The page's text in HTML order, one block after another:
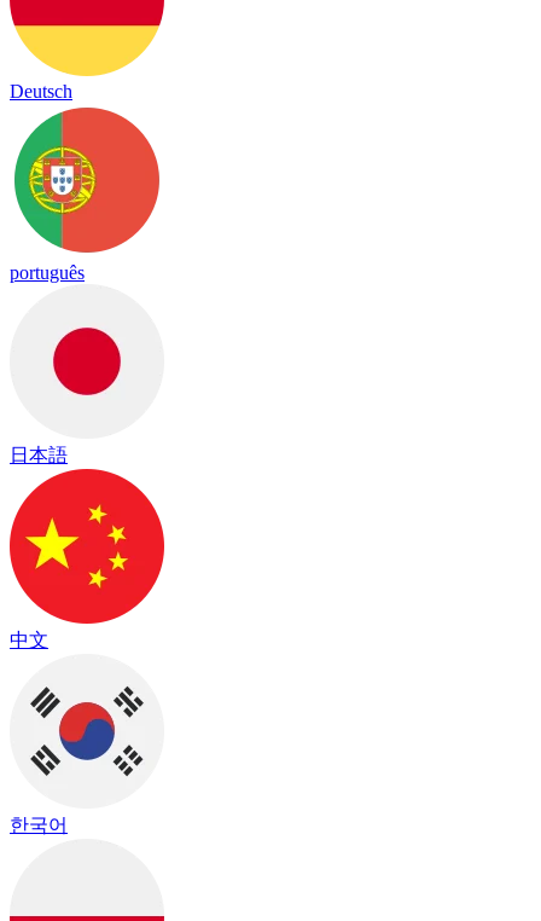
Deutsch
português
日本語
中文
한국어